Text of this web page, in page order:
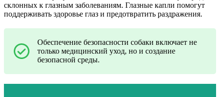
склонных к глазным заболеваниям. Глазные капли помогут
поддерживать здоровье глаз и предотвратить раздражения.
Обеспечение безопасности собаки включает не
только медицинский уход, но и создание
безопасной среды.